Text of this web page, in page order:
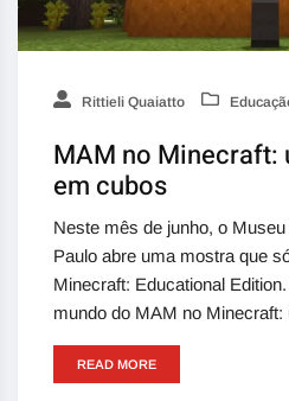
Rittieli Quaiatto
MAM no Minecraft:
em cubos
Neste mês de junho, o
Paulo abre uma mostra que
Minecraft: Educational
mundo do MAM no
READ MORE